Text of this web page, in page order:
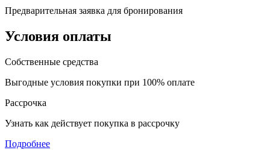
Предварительная заявка для бронирования
Условия оплаты
Собственные средства
Выгодные условия покупки при 100% оплате
Рассрочка
Узнать как действует покупка в рассрочку
Подробнее